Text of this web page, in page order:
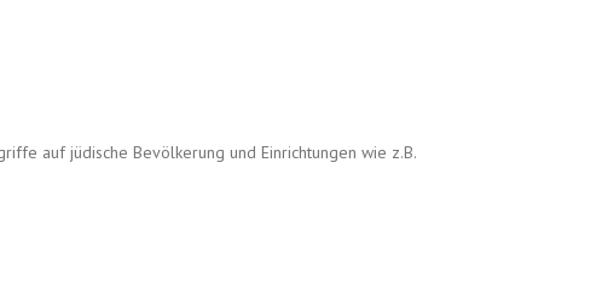
auf jüdische Bevölkerung und Einrichtungen wie z.B.